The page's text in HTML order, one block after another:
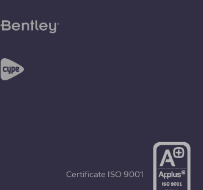
Certificate ISO 9001